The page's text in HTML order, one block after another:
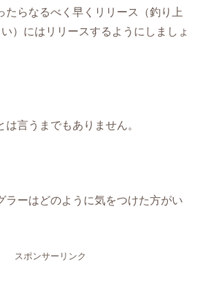
たらなるべく早くリリース（釣り上
）にはリリースするようにしましょ
言うまでもありません。
ラーはどのように気をつけた方がい
スポンサーリンク